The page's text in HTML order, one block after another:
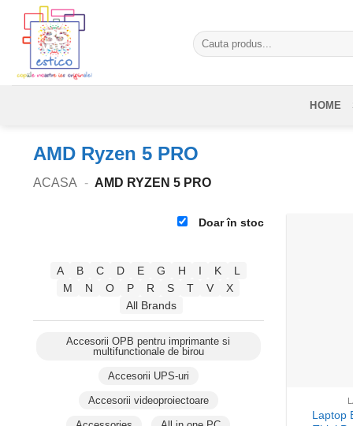
content
Caută
după:
HOME
AMD Ryzen 5 PRO
ACASA - AMD RYZEN 5 PRO
Doar în stoc
A B C D E G H I K
L
M
N O P R S T V
X
All Brands
Accesorii OPB pentru imprimante si
multifunctionale de birou
Accesorii UPS-uri
Accesorii videoproiectoare
Laptop